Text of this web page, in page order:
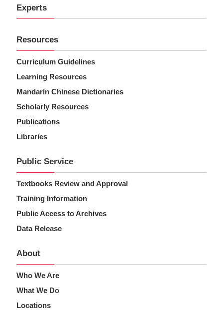
Experts
Resources
Curriculum Guidelines
Learning Resources
Mandarin Chinese Dictionaries
Scholarly Resources
Publications
Libraries
Public Service
Textbooks Review and Approval
Training Information
Public Access to Archives
Data Release
About
Who We Are
What We Do
Locations